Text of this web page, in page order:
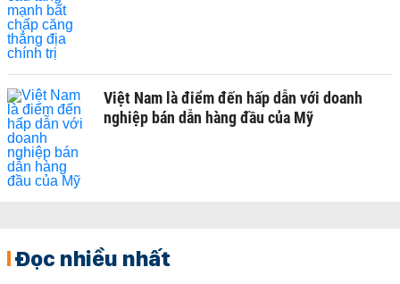
Việt Nam là điểm đến hấp dẫn với doanh
nghiệp bán dẫn hàng đầu của Mỹ
Đọc nhiều nhất